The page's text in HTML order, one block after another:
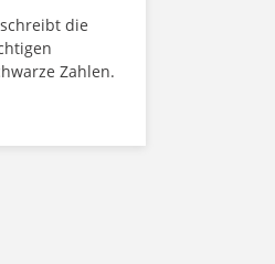
die
Zahlen.